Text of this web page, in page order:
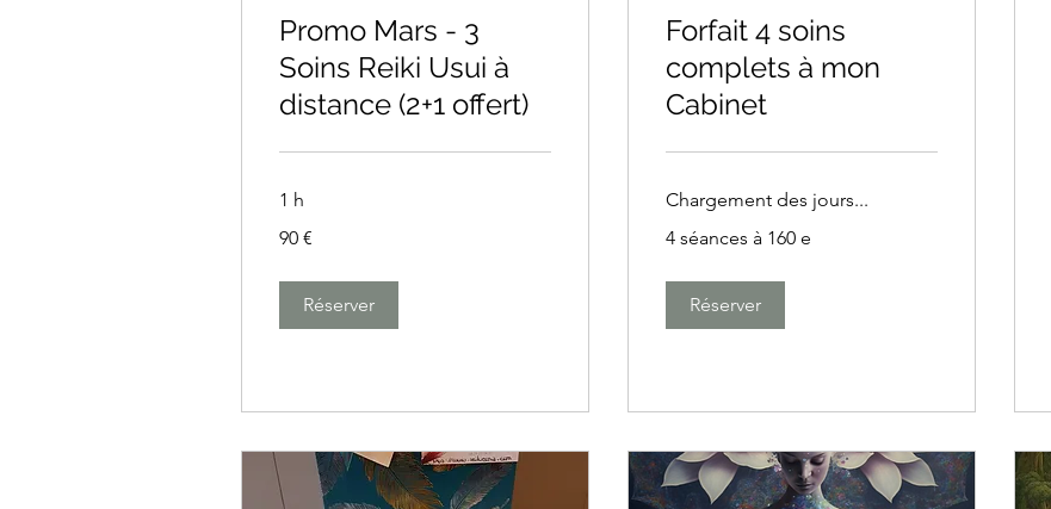
Promo Mars - 3
Soins Reiki Usui à
distance (2+1 offert)
1 h
euros
90 €
Réserver
Forfait 4 soins
complets à mon
Cabinet
Chargement des jours...
séances
e
4 séances à 160 e
Réserver